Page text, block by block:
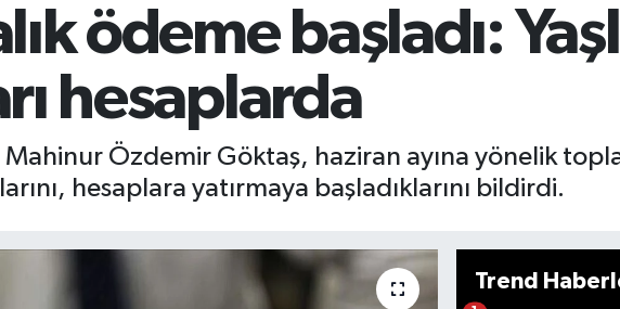
ödeme başladı:
hesaplarda
Mahinur Özdemir Göktaş, haziran ayına yönelik
hesaplara yatırmaya başladıklarını bildirdi.
Trend